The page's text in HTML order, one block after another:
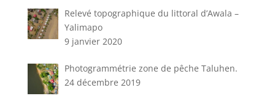
Relevé topographique du littoral d’Awala –
Yalimapo
9 janvier 2020
Photogrammétrie zone de pêche Taluhen.
24 décembre 2019